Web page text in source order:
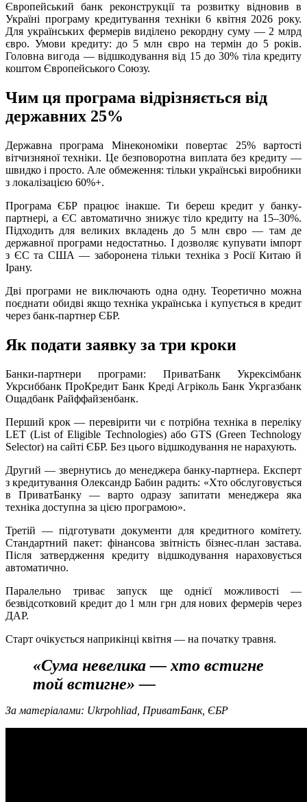
Європейський банк реконструкції та розвитку відновив в
Україні програму кредитування техніки 6 квітня 2026 року.
Для українських фермерів виділено рекордну суму — 2 млрд
євро. Умови кредиту: до 5 млн євро на термін до 5 років.
Головна вигода — відшкодування від 15 до 30% тіла кредиту
коштом Європейського Союзу.
Чим ця програма відрізняється від
державних 25%
Державна програма Мінекономіки повертає 25% вартості
вітчизняної техніки. Це безповоротна виплата без кредиту —
швидко і просто. Але обмеження: тільки українські виробники
з локалізацією 60%+.
Програма ЄБР працює інакше. Ти береш кредит у банку-
партнері, а ЄС автоматично знижує тіло кредиту на 15–30%.
Підходить для великих вкладень до 5 млн євро — там де
державної програми недостатньо. І дозволяє купувати імпорт
з ЄС та США — заборонена тільки техніка з Росії Китаю й
Ірану.
Дві програми не виключають одна одну. Теоретично можна
поєднати обидві якщо техніка українська і купується в кредит
через банк-партнер ЄБР.
Як подати заявку за три кроки
Банки-партнери програми: ПриватБанк Укрексімбанк
Укрсиббанк ПроКредит Банк Креді Агріколь Банк Укргазбанк
Ощадбанк Райффайзенбанк.
Перший крок — перевірити чи є потрібна техніка в переліку
LET (List of Eligible Technologies) або GTS (Green Technology
Selector) на сайті ЄБР. Без цього відшкодування не нарахують.
Другий — звернутись до менеджера банку-партнера. Експерт
з кредитування Олександр Бабин радить: «Хто обслуговується
в ПриватБанку — варто одразу запитати менеджера яка
техніка доступна за цією програмою».
Третій — підготувати документи для кредитного комітету.
Стандартний пакет: фінансова звітність бізнес-план застава.
Після затвердження кредиту відшкодування нараховується
автоматично.
Паралельно триває запуск ще однієї можливості —
безвідсотковий кредит до 1 млн грн для нових фермерів через
ДАР.
Старт очікується наприкінці квітня — на початку травня.
«Сума невелика — хто встигне
той встигне» —
За матеріалами: Ukrpohliad, ПриватБанк, ЄБР